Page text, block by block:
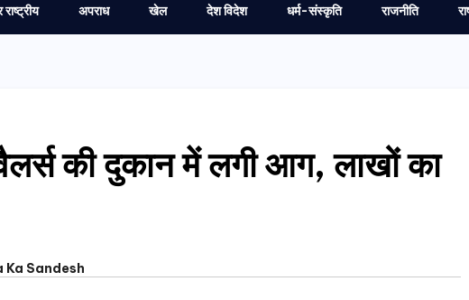
अपराध खेल देश विदेश धर्म-संस्कृति राजनीति
की दुकान में लगी आग, लाखों का
Ka Sandesh